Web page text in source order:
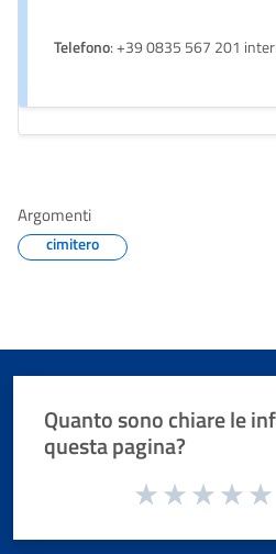
Telefono: +39 0835 567 201
Argomenti
cimitero
Quanto sono chiare le
questa pagina?
Valuta da 1 a 5 stelle la pagina